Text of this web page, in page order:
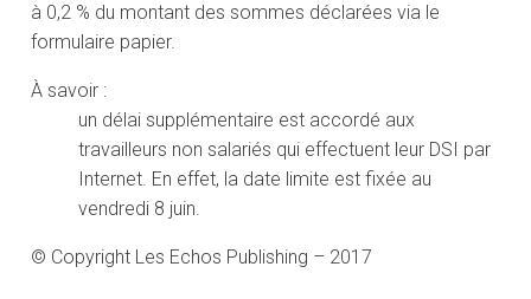
à 0,2 % du montant des sommes déclarées via le
formulaire papier.
À savoir :
un délai supplémentaire est accordé aux
travailleurs non salariés qui effectuent leur DSI par
Internet. En effet, la date limite est fixée au
vendredi 8 juin.
© Copyright Les Echos Publishing – 2017